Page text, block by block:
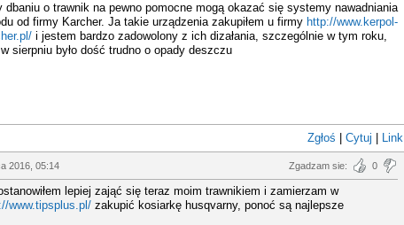
dbaniu o trawnik na pewno pomocne mogą okazać się systemy nawadniania
od firmy Karcher. Ja takie urządzenia zakupiłem u firmy http://www.kerpol-
i jestem bardzo zadowolony z ich dizałania, szczególnie w tym roku,
sierpniu było dość trudno o opady deszczu
Zgłoś Cytuj Link
2016, 05:14 Zgadzam sie: 0
lepiej zająć się teraz moim trawnikiem i zamierzam w
www.tipsplus.pl/ zakupić kosiarkę husqvarny, ponoć są najlepsze